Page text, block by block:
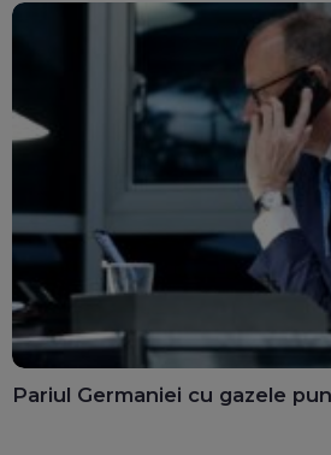
Pariul Germaniei cu gazele